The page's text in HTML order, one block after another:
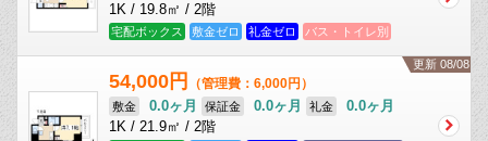
1K / 19.8㎡ / 2階
宅配ボックス 敷金ゼロ 礼金ゼロ バス・トイレ別
更新 08/08
54,000円 （管理費：6,000円）
敷金 0.0ヶ月 保証金 0.0ヶ月 礼金
0.0ヶ月
1K / 21.9㎡ / 2階